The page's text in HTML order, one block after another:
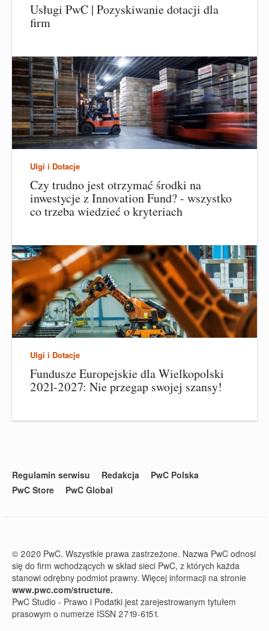
Usługi PwC | Pozyskiwanie dotacji dla
firm
Ulgi i Dotacje
Czy trudno jest otrzymać środki na
inwestycje z Innovation Fund? - wszystko
co trzeba wiedzieć o kryteriach
Ulgi i Dotacje
Fundusze Europejskie dla Wielkopolski
2021-2027: Nie przegap swojej szansy!
Regulamin serwisu Redakcja
PwC Polska
PwC Store
PwC Global
© 2020 PwC. Wszystkie prawa zastrzeżone. Nazwa PwC odnosi
się do firm wchodzących w skład sieci PwC, z których każda
stanowi odrębny podmiot prawny. Więcej informacji na stronie
www.pwc.com/structure.
PwC Studio - Prawo i Podatki jest zarejestrowanym tytułem
prasowym o numerze ISSN 2719-6151.